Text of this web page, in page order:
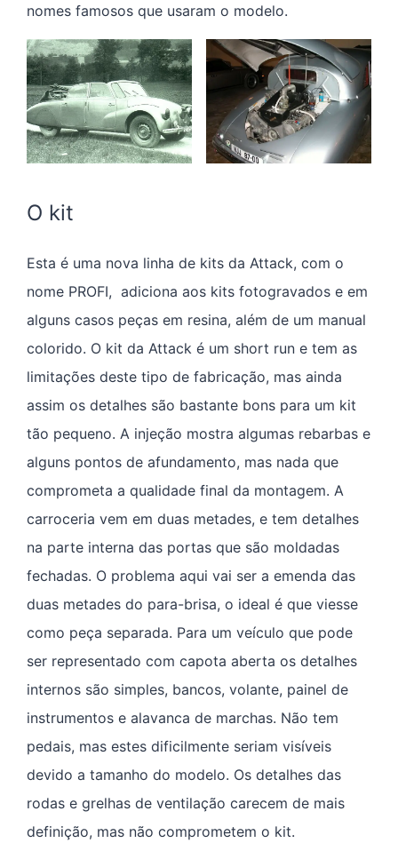
nomes famosos que usaram o modelo.
O kit
Esta é uma nova linha de kits da Attack, com o
nome PROFI, adiciona aos kits fotogravados e em
alguns casos peças em resina, além de um manual
colorido. O kit da Attack é um short run e tem as
limitações deste tipo de fabricação, mas ainda
assim os detalhes são bastante bons para um kit
tão pequeno. A injeção mostra algumas rebarbas e
alguns pontos de afundamento, mas nada que
comprometa a qualidade final da montagem. A
carroceria vem em duas metades, e tem detalhes
na parte interna das portas que são moldadas
fechadas. O problema aqui vai ser a emenda das
duas metades do para-brisa, o ideal é que viesse
como peça separada. Para um veículo que pode
ser representado com capota aberta os detalhes
internos são simples, bancos, volante, painel de
instrumentos e alavanca de marchas. Não tem
pedais, mas estes dificilmente seriam visíveis
devido a tamanho do modelo. Os detalhes das
rodas e grelhas de ventilação carecem de mais
definição, mas não comprometem o kit.